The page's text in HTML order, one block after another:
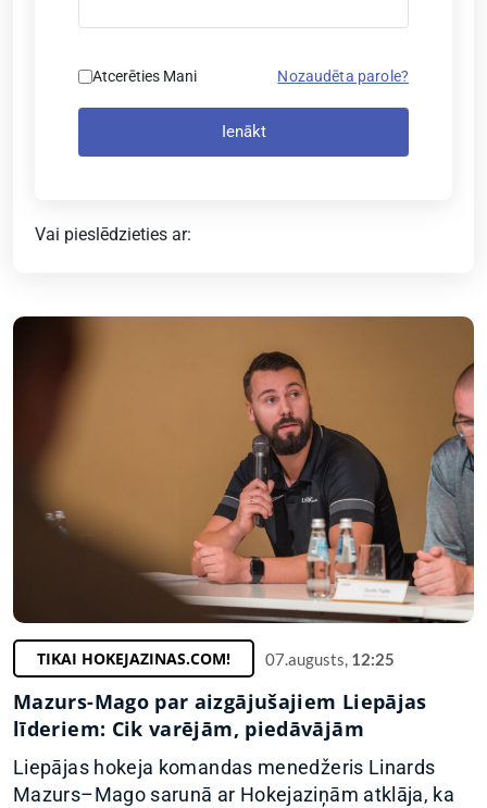
Atcerēties Mani Nozaudēta parole?
Ienākt
Vai pieslēdzieties ar:
TIKAI HOKEJAZINAS.COM! 07.augusts, 12:25
Mazurs-Mago par aizgājušajiem Liepājas
līderiem: Cik varējām, piedāvājām
Liepājas hokeja komandas menedžeris Linards
Mazurs–Mago sarunā ar Hokejaziņām atklāja, ka